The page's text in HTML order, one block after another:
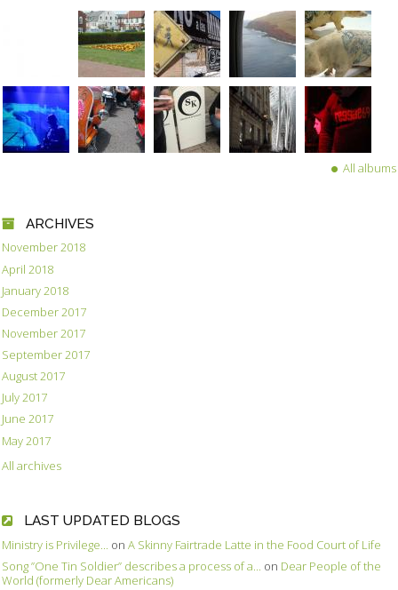
All albums
ARCHIVES
November 2018
April 2018
January 2018
December 2017
November 2017
September 2017
August 2017
July 2017
June 2017
May 2017
All archives
LAST UPDATED BLOGS
Ministry is Privilege... on A Skinny Fairtrade Latte in the Food Court of Life
Song ”One Tin Soldier” describes a process of a... on Dear People of the
World (formerly Dear Americans)